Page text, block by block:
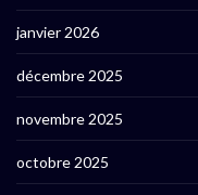
janvier 2026
décembre 2025
novembre 2025
octobre 2025